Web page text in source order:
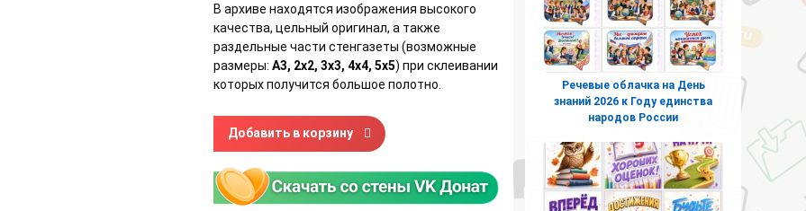
В архиве находятся изображения высокого
качества, цельный оригинал, а также
раздельные части стенгазеты (возможные
размеры: А3, 2х2, 3х3, 4х4, 5х5) при склеивании
которых получится большое полотно.
Количество товара Шаблон новогодней стенгазеты 2023
Добавить в корзину
Речевые облачка на День
знаний 2026 к Году единства
народов России